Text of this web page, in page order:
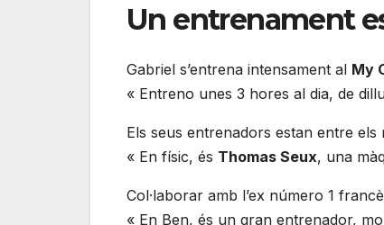
Un entrenament
Gabriel s’entrena intensament al My
« Entreno unes 3 hores al dia, de
Els seus entrenadors estan entre
« En físic, és Thomas Seux, una
Col·laborar amb l’ex número 1
« En Ben, és un gran entrenador,